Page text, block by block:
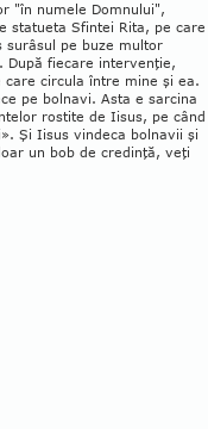
"în numele Dom­nului",
statueta Sfin­tei Rita, pe care
surâsul pe buze multor
După fiecare intervenţie,
circula în­tre mine şi ea.
pe bolnavi. Asta e sar­cina
rostite de Iisus, pe când
Şi Iisus vindeca bolnavii şi
un bob de credinţă, veţi